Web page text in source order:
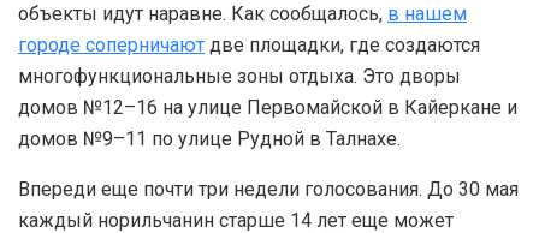
объекты идут наравне. Как сообщалось, в нашем
городе соперничают две площадки, где создаются
многофункциональные зоны отдыха. Это дворы
домов №12–16 на улице Первомайской в Кайеркане и
домов №9–11 по улице Рудной в Талнахе.
Впереди еще почти три недели голосования. До 30 мая
каждый норильчанин старше 14 лет еще может